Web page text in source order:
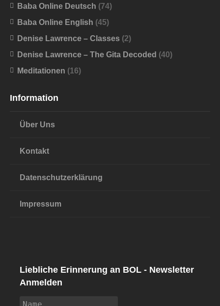
Baba Online Deutsch (74)
Baba Online English (45)
Denise Lawrence – Classes (2)
Denise Lawrence – The Gita Decoded (40)
Meditationen (16)
Information
Über Uns
Kontakt
Datenschutzerklärung
Impressum
Liebliche Erinnerung an BOL - Newsletter
Anmelden